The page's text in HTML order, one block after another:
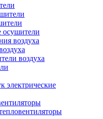
воздуха
воздуха
электрические